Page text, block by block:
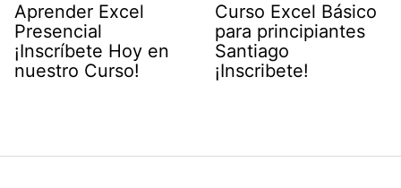
Aprender Excel
Presencial
¡Inscríbete Hoy en
nuestro Curso!
Curso Excel Básico
para principiantes
Santiago
¡Inscribete!